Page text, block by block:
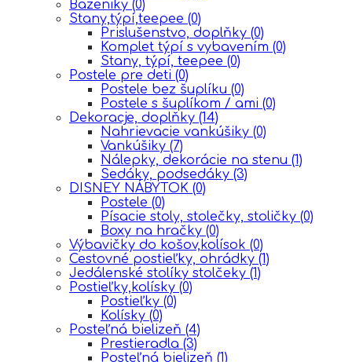
Bazeniky (0)
Stany,týpí,teepee (0)
Prislušenstvo, doplňky (0)
Komplet týpí s vybavením (0)
Stany, týpí, teepee (0)
Postele pre deti (0)
Postele bez šuplíku (0)
Postele s šuplíkom / ami (0)
Dekoracje, doplňky (14)
Nahrievacie vankúšiky (0)
Vankúšiky (7)
Nálepky, dekorácie na stenu (1)
Sedáky, podsedáky (3)
DISNEY NÁBYTOK (0)
Postele (0)
Písacie stoly, stolečky, stoličky (0)
Boxy na hračky (0)
Výbavičky do košov,kolísok (0)
Cestovné postieľky, ohrádky (1)
Jedálenské stolíky stolčeky (1)
Postieľky,kolísky (0)
Postieľky (0)
Kolísky (0)
Posteľná bielizeň (4)
Prestieradla (3)
Posteľná bielizeň (1)